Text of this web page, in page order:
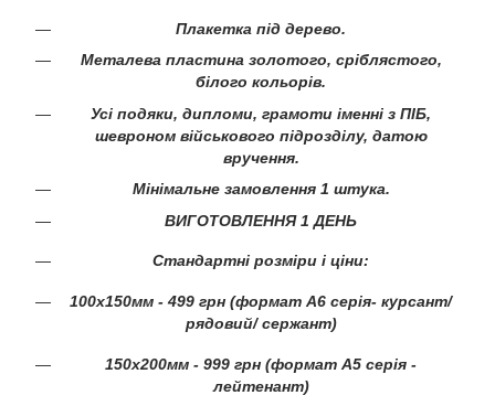
Плакетка під дерево.
Металева пластина золотого, сріблястого,
білого кольорів.
Усі подяки, дипломи, грамоти іменні з ПІБ,
шевроном військового підрозділу, датою
вручення.
Мінімальне замовлення 1 штука.
ВИГОТОВЛЕННЯ 1 ДЕНЬ
Стандартні розміри і ціни:
100х150мм - 499 грн (формат А6 серія- курсант/
рядовий/ сержант)
150х200мм - 999 грн (формат А5 серія -
лейтенант)